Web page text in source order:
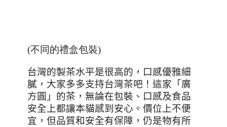
(不同的禮盒包裝)
台灣的製茶水平是很高的，口感優雅細
膩，大家多多支持台灣茶吧！這家「廣
方圓」的茶，無論在包裝、口感及食品
安全上都讓本貓感到安心。價位上不便
宜，但品質和安全有保障，仍是物有所